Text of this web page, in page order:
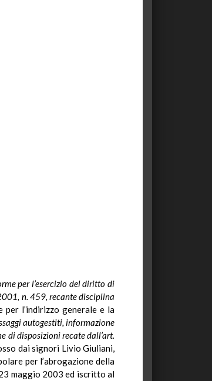
per l’esercizio del diritto di
n. 459, recante disciplina
per l’indirizzo generale e la
autogestiti, informazione
di disposizioni recate dall’art.
dai signori Livio Giuliani,
per l’abrogazione della
maggio 2003 ed iscritto al